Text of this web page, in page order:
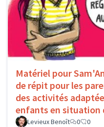
Matériel pour
de répit pour les
des activités
enfants en situation
Levieux Benoît 0 0